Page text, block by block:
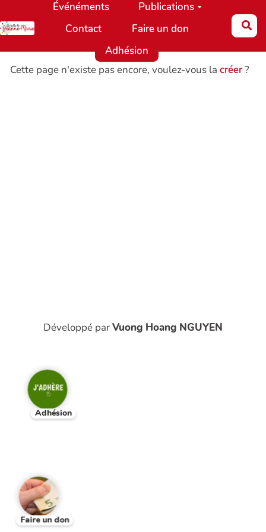
Aller au contenu principal
Événéments
Publications
Contact
Faire un don
Adhésion
Cette page n'existe pas encore, voulez-vous la créer?
Développé parVuong Hoang NGUYEN
Adhésion
Faire un don